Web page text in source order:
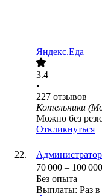
Яндекс.Еда
3.4
•
227 отзывов
Котельники
Можно без
Откликнуться
70 000 – 100 000
Без опыта
Выплаты: Раз в